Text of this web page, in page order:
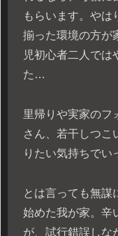
もらいます。やは
揃った環境の方が
児初心者二人では
た…
里帰りや実家のフ
さん、若干しつこ
りたい気持ちでい
とは言っても無謀
始めた我が家。辛
が、試行錯誤しな